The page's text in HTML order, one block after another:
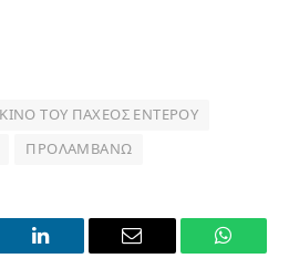
ΤΟΥ ΠΑΧΈΟΣ ΕΝΤΈΡΟΥ
ΠΡΟΛΑΜΒΆΝΩ
LinkedIn Email